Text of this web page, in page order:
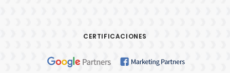
CERTIFICACIONES